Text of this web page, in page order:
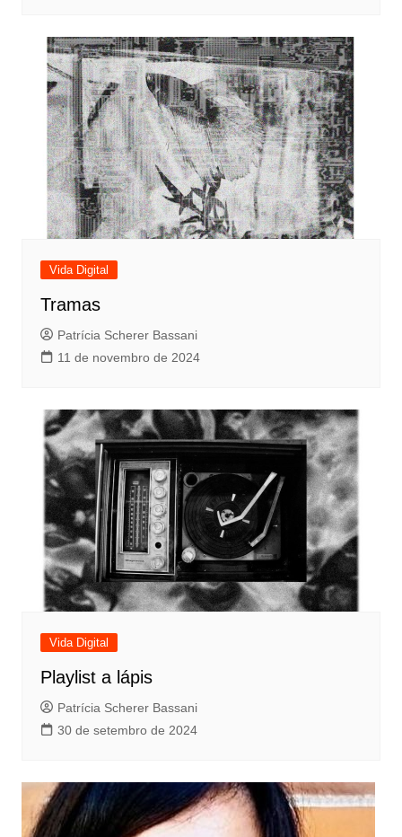
Vida Digital
Tramas
Patrícia Scherer Bassani
11 de novembro de 2024
Vida Digital
Playlist a lápis
Patrícia Scherer Bassani
30 de setembro de 2024